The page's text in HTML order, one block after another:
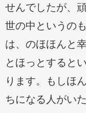
せんでしたが、
世の中というの
は、のほほんと
とほっとすると
ります。もしほ
ちになる人がい